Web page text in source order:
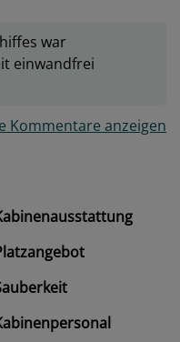
war
einwandfrei
Kommentare anzeigen